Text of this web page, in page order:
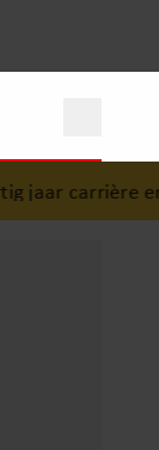
carrière en